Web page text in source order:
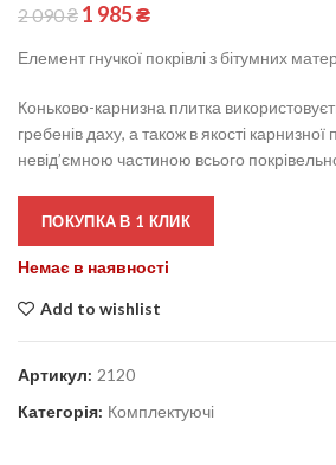
2 090₴ 1 985₴
Елемент гнучкої покрівлі з бітумних
Коньково-карнизна плитка
гребенів даху, а також в якості карнизної
невід’ємною частиною всього
ПОКУПКА В 1 КЛИК
Немає в наявності
Add to wishlist
Артикул: 2120
Категорія: Комплектуючі